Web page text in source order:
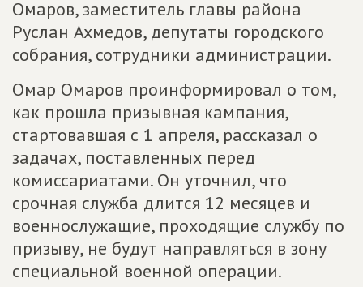
Омаров, заместитель главы района
Руслан Ахмедов, депутаты городского
собрания, сотрудники администрации.
Омар Омаров проинформировал о том,
как прошла призывная кампания,
стартовавшая с 1 апреля, рассказал о
задачах, поставленных перед
комиссариатами. Он уточнил, что
срочная служба длится 12 месяцев и
военнослужащие, проходящие службу по
призыву, не будут направляться в зону
специальной военной операции.